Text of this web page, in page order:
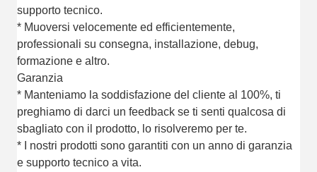
supporto tecnico.
* Muoversi velocemente ed efficientemente,
professionali su consegna, installazione, debug,
formazione e altro.
Garanzia
* Manteniamo la soddisfazione del cliente al 100%, ti
preghiamo di darci un feedback se ti senti qualcosa di
sbagliato con il prodotto, lo risolveremo per te.
* I nostri prodotti sono garantiti con un anno di garanzia
e supporto tecnico a vita.